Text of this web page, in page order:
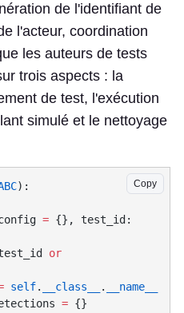
de l'identifiant de
l'acteur, coordination
les auteurs de tests
trois aspects : la
de test, l'exécution
simulé et le nettoyage
Copy
= {}, test_id:
or
self. __class__ .
=